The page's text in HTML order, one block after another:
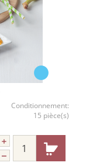
Conditionnement:
15 pièce(s)